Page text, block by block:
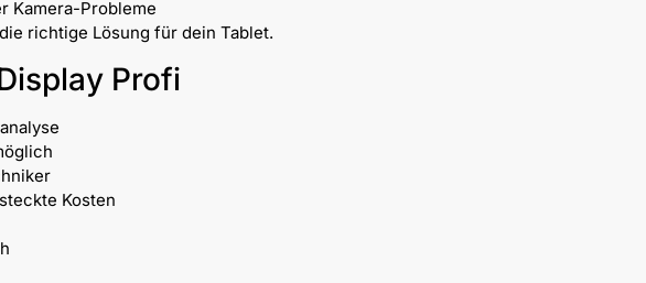
Kamera-Probleme
richtige Lösung für dein Tablet.
Profi
Kosten